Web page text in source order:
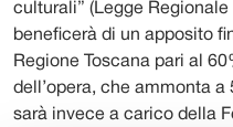
culturali” (Legge
beneficerà di un apposito
Regione Toscana pari al
dell’opera, che ammonta
sarà invece a carico della